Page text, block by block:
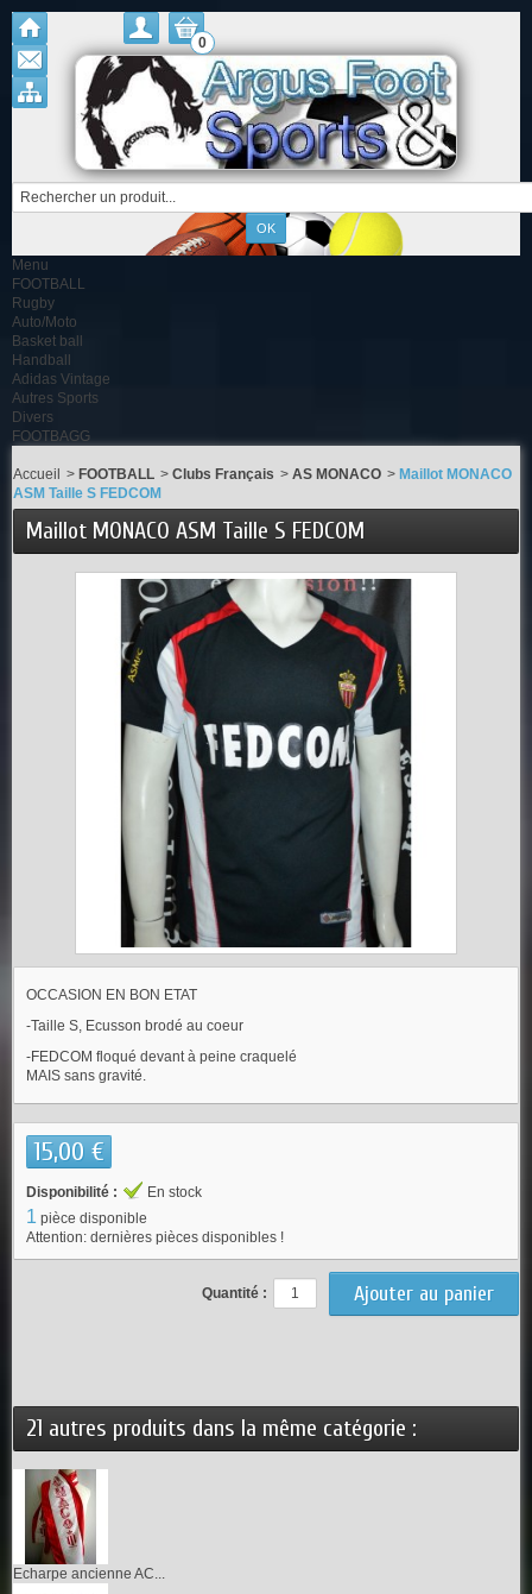
0
Menu
FOOTBALL
Rugby
Auto/Moto
Basket ball
Handball
Adidas Vintage
Autres Sports
Divers
FOOTBAGG
Accueil > FOOTBALL > Clubs Français > AS MONACO > Maillot MONACO
ASM Taille S FEDCOM
Maillot MONACO ASM Taille S FEDCOM
OCCASION EN BON ETAT
-Taille S, Ecusson brodé au coeur
-FEDCOM floqué devant à peine craquelé
MAIS sans gravité.
15,00 €
Disponibilité : En stock
1 pièce disponible
Attention: dernières pièces disponibles !
Quantité :
21 autres produits dans la même catégorie :
Echarpe ancienne AC...